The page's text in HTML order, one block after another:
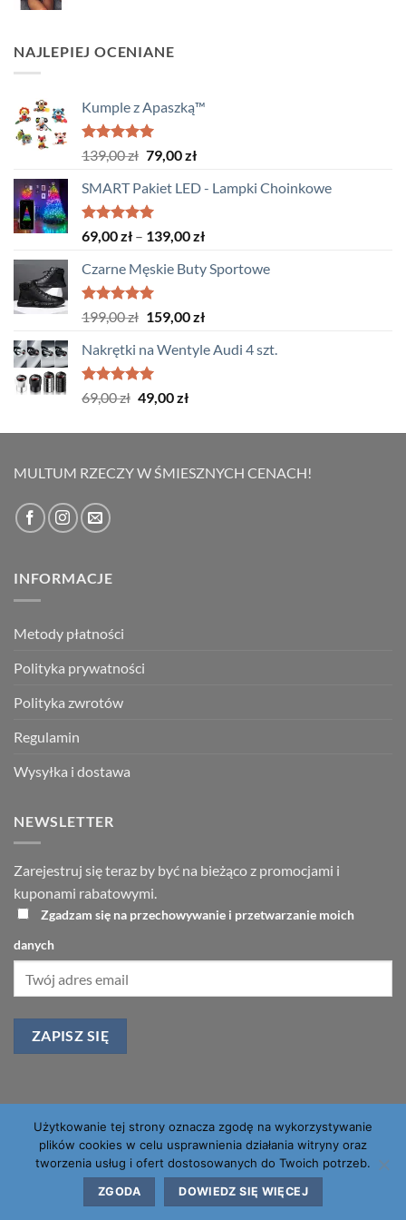
NAJLEPIEJ OCENIANE
Kumple z Apaszką™
Oceniono
na 5
139,00zł Pierwotna
wynosiła:
139,00 zł.
79,00złAktualna
wynosi:
SMART Pakiet LED - Lampki Choinkowe
Oceniono
5.00
69,00zł – 139,00złZakres
od
do
Czarne Męskie Buty Sportowe
Oceniono
na 5
199,00zł Pierwotna
wynosiła:
199,00 zł.
159,00złAktualna
wynosi:
Nakrętki na Wentyle Audi 4 szt.
Oceniono
5.00
69,00zł Pierwotna
wynosiła:
49,00złAktualna
wynosi:
MULTUM RZECZY W ŚMIESZNYCH CENACH!
INFORMACJE
Metody płatności
Polityka prywatności
Polityka zwrotów
Regulamin
Wysyłka i dostawa
NEWSLETTER
Zarejestruj się teraz by być na bieżąco z promocjami i
kuponami rabatowymi.
Zgadzam się na przechowywanie i przetwarzanie moich
danych
PayU Visa PayPal MasterCard
Copyright 2026 ©Worldwide T&S Ltd
Użytkowanie tej strony oznacza zgodę na wykorzystywanie
plików cookies w celu usprawnienia działania witryny oraz
tworzenia usług i ofert dostosowanych do Twoich potrzeb.
ZGODA DOWIEDZ SIĘ WIĘCEJ